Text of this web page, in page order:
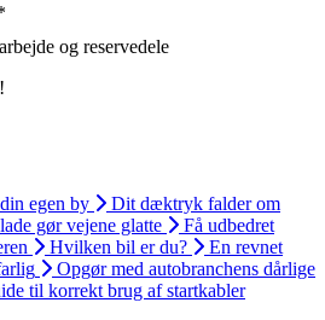
og reservedele
egen by
Dit dæktryk falder om
gør vejene glatte
Få udbedret
Hvilken bil er du?
En revnet
Opgør med autobranchens dårlige
til korrekt brug af startkabler